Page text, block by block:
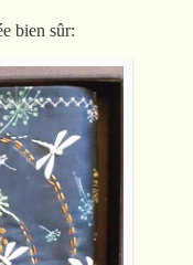
bien sûr: